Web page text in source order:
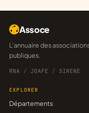
Assoce
L'annuaire des associations françaises, construit sur les données
publiques.
RNA / JOAFE / SIRENE
EXPLORER
Départements